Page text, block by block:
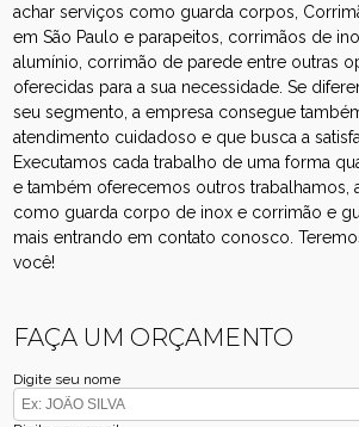
achar serviços como guarda corpos,
em São Paulo e parapeitos, corrimãos de
alumínio, corrimão de parede entre outras
oferecidas para a sua necessidade. Se
seu segmento, a empresa consegue
atendimento cuidadoso e que busca a
Executamos cada trabalho de uma forma
e também oferecemos outros trabalhamos,
como guarda corpo de inox e corrimão e
mais entrando em contato conosco.
você!
FAÇA UM ORÇAMENTO
Digite seu nome